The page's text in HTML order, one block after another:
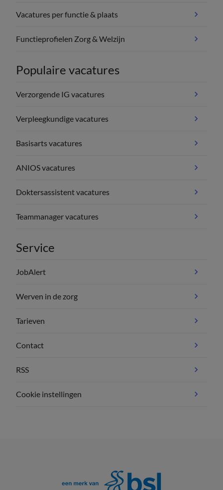
Vacatures per functie & plaats
Functieprofielen Zorg & Welzijn
Populaire vacatures
Verzorgende IG vacatures
Verpleegkundige vacatures
Basisarts vacatures
ANIOS vacatures
Doktersassistent vacatures
Teammanager vacatures
Service
JobAlert
Werven in de zorg
Tarieven
Contact
RSS
Cookie instellingen